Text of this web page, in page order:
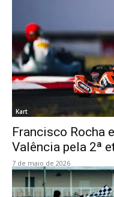
Kart
Francisco Rocha
Valência pela 2ª
7 de maio de 2026